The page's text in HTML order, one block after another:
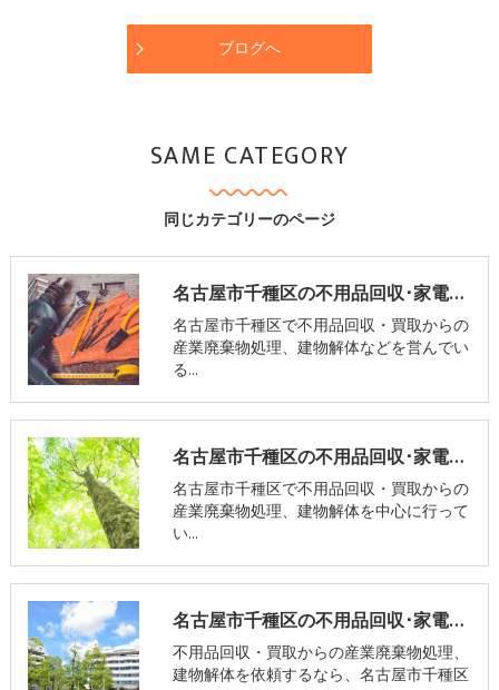
ブログへ
同じカテゴリーのページ
SAME CATEGORY
名古屋市千種区の不用品回収･家電リユース市場の口コミ情報
名古屋市千種区で不用品回収・買取からの
産業廃棄物処理、建物解体などを営んでい
る…
名古屋市千種区の不用品回収･家電リユース市場の評判
名古屋市千種区で不用品回収・買取からの
産業廃棄物処理、建物解体を中心に行って
い…
名古屋市千種区の不用品回収･家電リユース市場のお客様の声
不用品回収・買取からの産業廃棄物処理、
建物解体を依頼するなら、名古屋市千種区